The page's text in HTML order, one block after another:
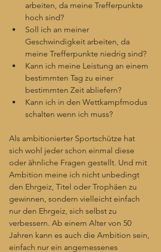
arbeiten, da meine Trefferpunkte
hoch sind?
Soll ich an meiner
Geschwindigkeit arbeiten, da
meine Trefferpunkte niedrig sind?
Kann ich meine Leistung an einem
bestimmten Tag zu einer
bestimmten Zeit abliefern?
Kann ich in den Wettkampfmodus
schalten wenn ich muss?
Als ambitionierter Sportschütze hat
sich wohl jeder schon einmal diese
oder ähnliche Fragen gestellt. Und mit
Ambition meine ich nicht unbedingt
den Ehrgeiz, Titel oder Trophäen zu
gewinnen, sondern vielleicht einfach
nur den Ehrgeiz, sich selbst zu
verbessern. Ab einem Alter von 50
Jahren kann es auch die Ambition sein,
einfach nur ein angemessenes